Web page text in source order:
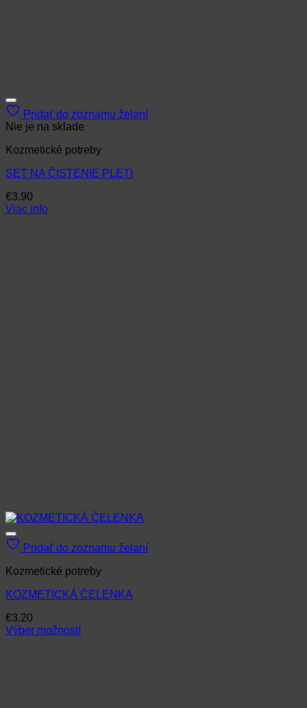
Pridať do zoznamu želaní
Nie je na sklade
Kozmetické potreby
SET NA ČISTENIE PLETI
€3.90
Viac info
Pridať do zoznamu želaní
Kozmetické potreby
KOZMETICKÁ ČELENKA
€3.20
Výber možností